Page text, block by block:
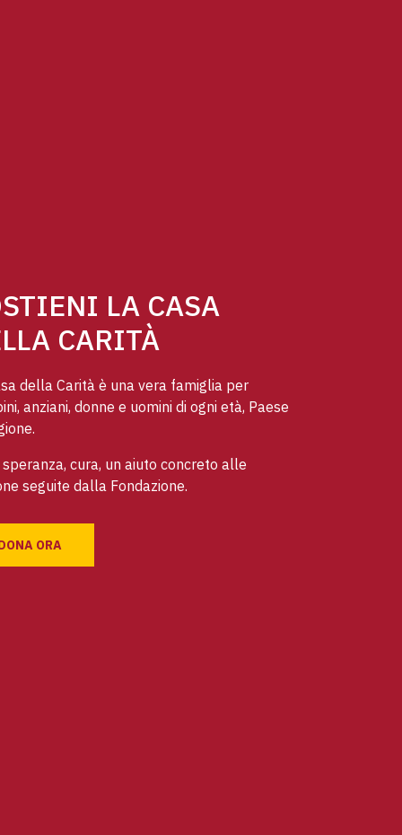
LA CASA
CARITÀ
della Carità è una vera famiglia per
anziani, donne e uomini di ogni età, Paese
speranza, cura, un aiuto concreto alle
seguite dalla Fondazione.
ORA